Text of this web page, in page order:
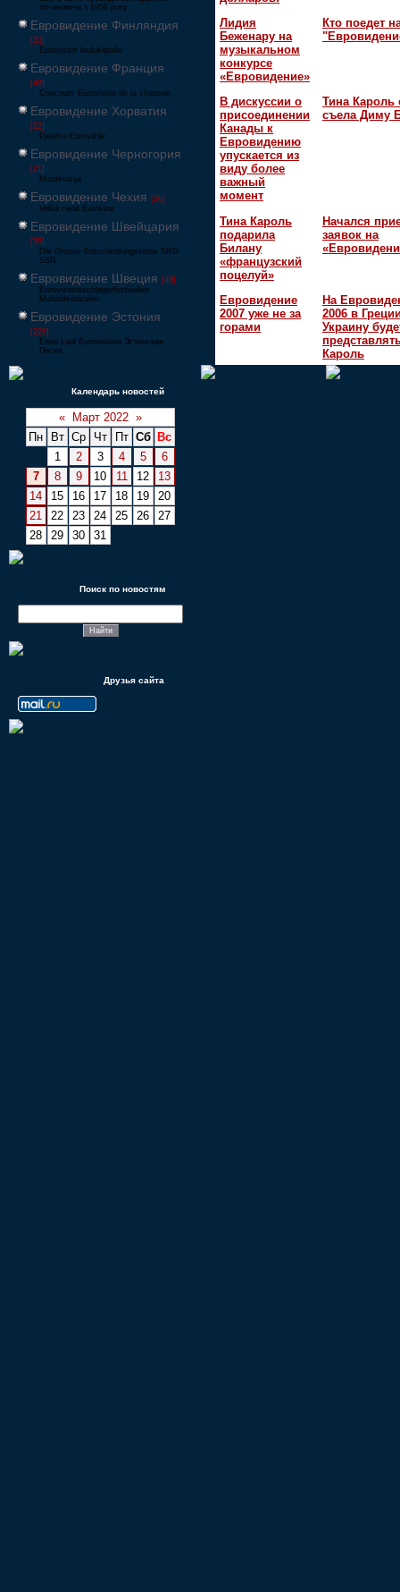
починаючи з 1956 року
Евровидение Финляндия
[33]
Eurovision laulukilpailu
Евровидение Франция
[49]
Concours Eurovision de la chanson
Евровидение Хорватия
[22]
Pjesma Eurovizije
Евровидение Черногория
[21]
Montevizija
Евровидение Чехия [26]
Velká cena Eurovize
Евровидение Швейцария
[35]
Die Grosse Entscheidungsshow SRG
SSR
Евровидение Швеция [48]
Eurovisionsschlagerfestivalen
Melodifestivalen
Евровидение Эстония
[226]
Eesti Laul Eurovisioon Эстонская
Песня
Календарь новостей
« Март 2022 »
Пн
Вт Ср Чт Пт Сб
Вс
1
2 3 4 5
6
7
8 9 10 11 12
13
14
15 16 17 18 19
20
21
22 23 24 25 26
27
28
29 30 31
Поиск по новостям
Друзья сайта
Лидия
Беженару на
музыкальном
конкурсе
«Евровидение»
Кто поедет
В дискуссии о
присоединении
Канады к
Евровидению
упускается из
виду более
важный
момент
Тина Кароль
съела Диму
Тина Кароль
подарила
Билану
«французский
поцелуй»
Начался
заявок на
Евровидение
2007 уже не за
горами
На
2006 в
Украину
Кароль